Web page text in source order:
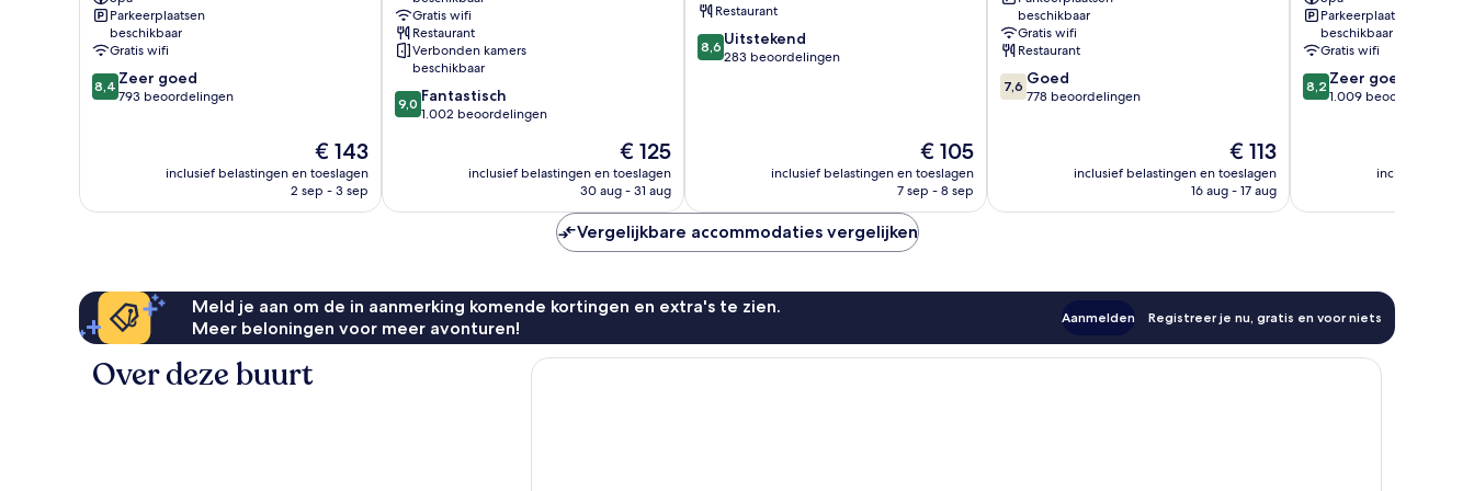
Scheveningen
Parkeerplaatsen
beschikbaar
Gratis wifi
8.4
van
8,4 Zeer goed
793 beoordelingen
De
prijs
is
€ 143
inclusief belastingen en toeslagen
2 sep - 3 sep
Scheveningen
Gratis wifi
Restaurant
Verbonden kamers
beschikbaar
9.0
van
9,0 Fantastisch
1.002 beoordelingen
De
prijs
is
€ 125
inclusief belastingen en toeslagen
30 aug - 31 aug
Restaurant
8.6
van
8,6 Uitstekend
283 beoordelingen
De
prijs
is
€ 105
inclusief belastingen en toeslagen
7 sep - 8 sep
beschikbaar
Gratis wifi
Restaurant
7.6
van
beoordelingen
7,6 Goed
778 beoordelingen
De
prijs
is
€ 113
inclusief belastingen en toeslagen
16 aug - 17 aug
Scheveningen
Scheveningen
Parkeerplaatsen
beschikbaar
Gratis wifi
8.2
van
8,2 Zeer goed
1.009 beoordelingen
inclusief
Vergelijkbare accommodaties vergelijken
Meld je aan om de in aanmerking komende kortingen en extra's te zien.
Meer beloningen voor meer avonturen!
Aanmelden Registreer je nu, gratis en voor niets
Over deze buurt